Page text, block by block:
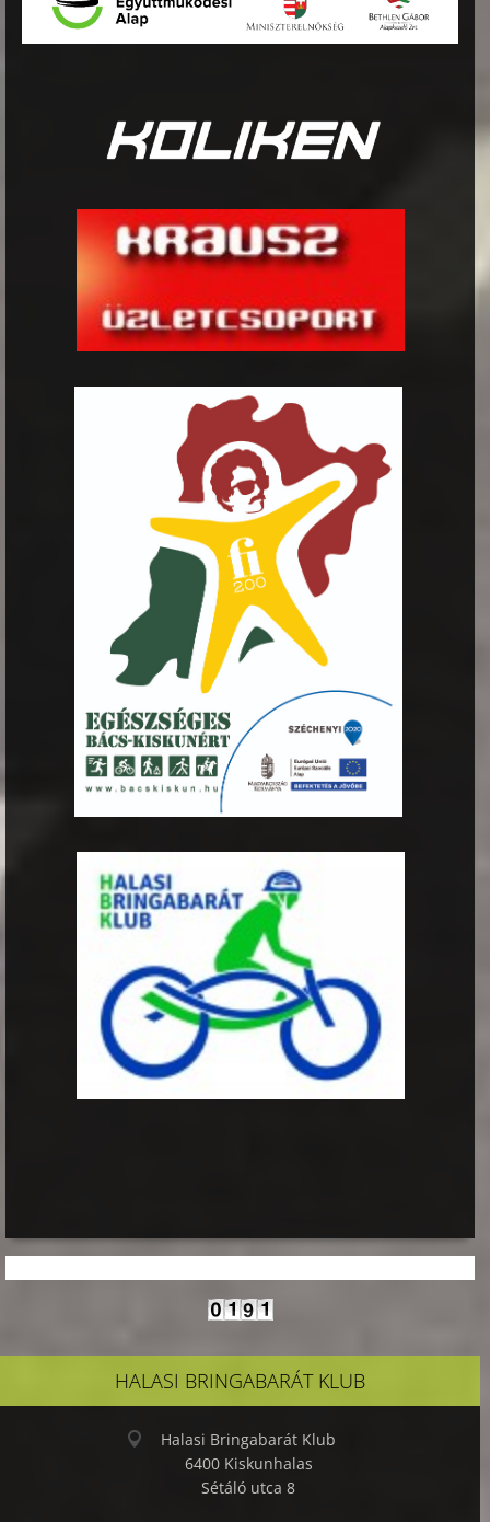
HALASI BRINGABARÁT KLUB
Halasi Bringabarát Klub
6400 Kiskunhalas
Sétáló utca 8